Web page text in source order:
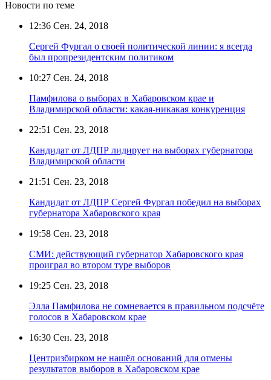
Новости по теме
12:36 Сен. 24, 2018
Сергей Фургал о своей политической линии: я всегда
был пропрезидентским политиком
10:27 Сен. 24, 2018
Памфилова о выборах в Хабаровском крае и
Владимирской области: какая-никакая конкуренция
22:51 Сен. 23, 2018
Кандидат от ЛДПР лидирует на выборах губернатора
Владимирской области
21:51 Сен. 23, 2018
Кандидат от ЛДПР Сергей Фургал победил на выборах
губернатора Хабаровского края
19:58 Сен. 23, 2018
СМИ: действующий губернатор Хабаровского края
проиграл во втором туре выборов
19:25 Сен. 23, 2018
Элла Памфилова не сомневается в правильном подсчёте
голосов в Хабаровском крае
16:30 Сен. 23, 2018
Центризбирком не нашёл оснований для отмены
результатов выборов в Хабаровском крае